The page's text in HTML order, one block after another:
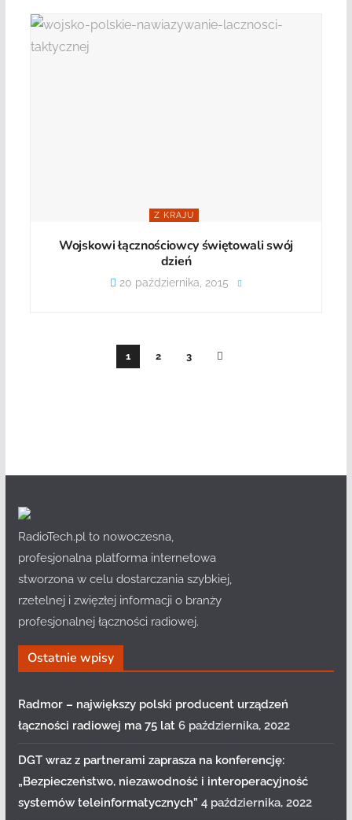
Z KRAJU
Wojskowi łącznościowcy świętowali swój
dzień
20 października, 2015
1 2 3
RadioTech.pl to nowoczesna,
profesjonalna platforma internetowa
stworzona w celu dostarczania szybkiej,
rzetelnej i zwięzłej informacji o branży
profesjonalnej łączności radiowej.
Ostatnie wpisy
Radmor – największy polski producent urządzeń
łączności radiowej ma 75 lat 6 października, 2022
DGT wraz z partnerami zaprasza na konferencję:
„Bezpieczeństwo, niezawodność i interoperacyjność
systemów teleinformatycznych” 4 października, 2022